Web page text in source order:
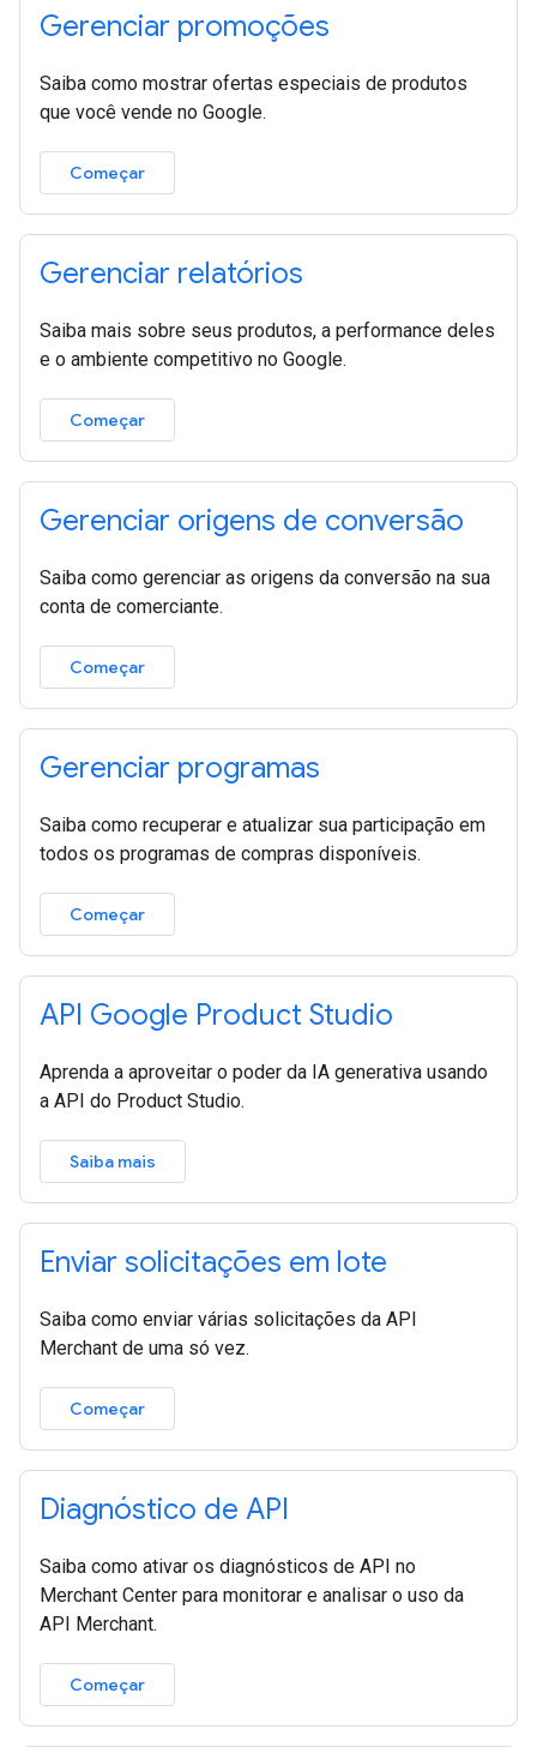
Gerenciar promoções
Saiba como mostrar ofertas especiais de produtos
que você vende no Google.
Começar
Gerenciar relatórios
Saiba mais sobre seus produtos, a performance deles
e o ambiente competitivo no Google.
Começar
Gerenciar origens de conversão
Saiba como gerenciar as origens da conversão na sua
conta de comerciante.
Começar
Gerenciar programas
Saiba como recuperar e atualizar sua participação em
todos os programas de compras disponíveis.
Começar
API Google Product Studio
Aprenda a aproveitar o poder da IA generativa usando
a API do Product Studio.
Saiba mais
Enviar solicitações em lote
Saiba como enviar várias solicitações da API
Merchant de uma só vez.
Começar
Diagnóstico de API
Saiba como ativar os diagnósticos de API no
Merchant Center para monitorar e analisar o uso da
API Merchant.
Começar